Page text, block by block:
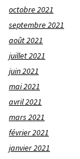
octobre 2021
septembre 2021
août 2021
juillet 2021
juin 2021
mai 2021
avril 2021
mars 2021
février 2021
janvier 2021